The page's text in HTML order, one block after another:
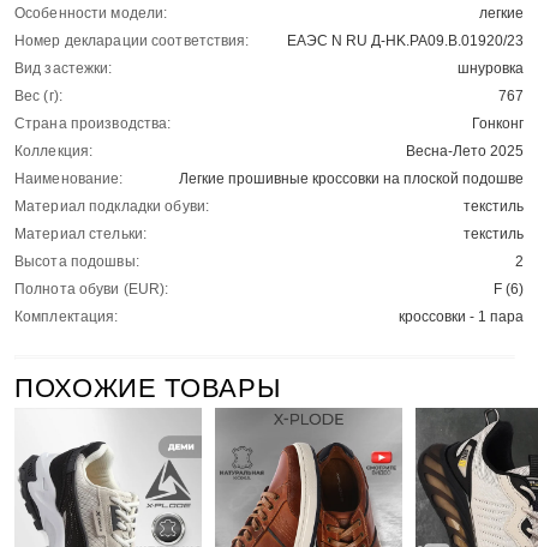
Особенности модели:
легкие
Номер декларации соответствия:
ЕАЭС N RU Д-HK.РА09.В.01920/23
Вид застежки:
шнуровка
Вес (г):
767
Страна производства:
Гонконг
Коллекция:
Весна-Лето 2025
Наименование:
Легкие прошивные кроссовки на плоской подошве
Материал подкладки обуви:
текстиль
Материал стельки:
текстиль
Высота подошвы:
2
Полнота обуви (EUR):
F (6)
Комплектация:
кроссовки - 1 пара
ПОХОЖИЕ ТОВАРЫ